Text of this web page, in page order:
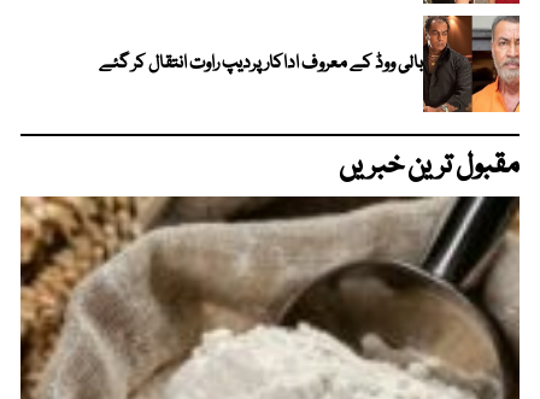
بالی ووڈ کے معروف اداکار پردیپ راوت انتقال کر گئے
مقبول ترین خبریں